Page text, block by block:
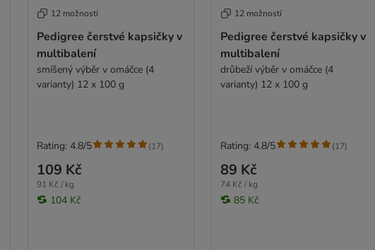
12 možností
Pedigree čerstvé kapsičky v
multibalení
smíšený výběr v omáčce (4
varianty) 12 x 100 g
109 Kč
91 Kč / kg
104 Kč
Rating: 4.8/5 (17)
12 možností
Pedigree čerstvé kapsičky v
multibalení
drůbeží výběr v omáčce (4
varianty) 12 x 100 g
89 Kč
74 Kč / kg
85 Kč
Rating: 4.8/5 (17)